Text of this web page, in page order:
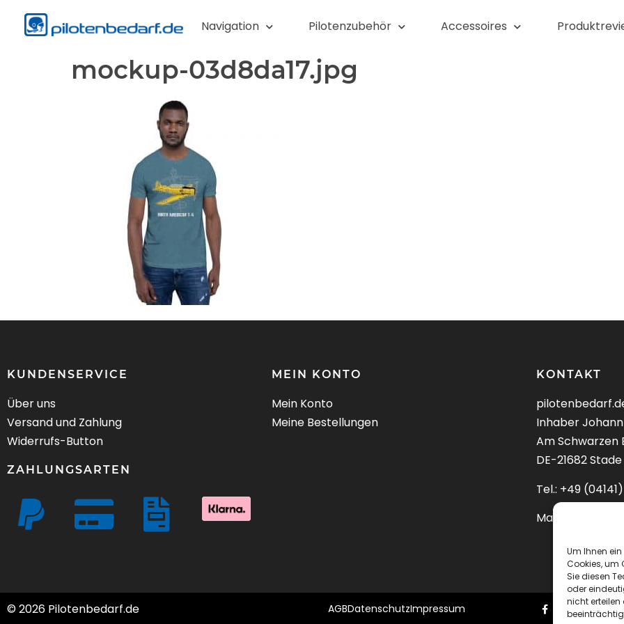
Um Ihnen
Cookies, um
Sie diesen
oder
nicht erteilen
Navigation Pilotenzubehör Accessoires
mockup-03d8da17.jpg
KUNDENSERVICE
Über uns
Versand und Zahlung
Widerrufs-Button
ZAHLUNGSARTEN
MEIN KONTO
Mein Konto
Meine Bestellungen
KONTAKT
Inhaber
Am Schwarzen
DE-21682 Stade
Tel.: +49
Mail:
© 2026 Pilotenbedarf.de AGBDatenschutzImpressum